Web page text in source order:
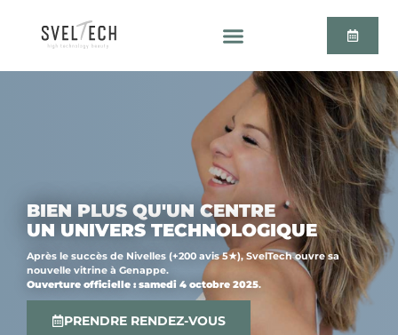
BIEN PLUS QU'UN CENTRE
UN UNIVERS TECHNOLOGIQUE
Après le succès de Nivelles (+200 avis 5★), SvelTech ouvre sa
nouvelle vitrine à Genappe.
Ouverture officielle : samedi 4 octobre 2025.
PRENDRE RENDEZ-VOUS